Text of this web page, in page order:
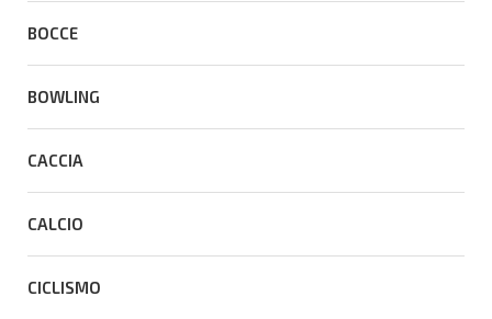
BOCCE
BOWLING
CACCIA
CALCIO
CICLISMO